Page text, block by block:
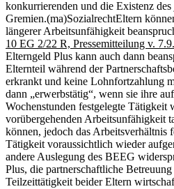
konkurrierenden und die Existenz
Gremien.(ma)SozialrechtEltern
längerer Arbeitsunfähigkeit
10 EG 2/22 R, Pressemitteilung v.
Elterngeld Plus kann auch dann
Elternteil während der
erkrankt und keine Lohnfortzahlung
dann „erwerbstätig“, wenn sie ihre
Wochenstunden festgelegte Tätigkeit
vorübergehenden Arbeitsunfähigkeit
können, jedoch das Arbeitsverhältnis
Tätigkeit voraussichtlich wieder
andere Auslegung des BEEG
Plus, die partnerschaftliche
Teilzeittätigkeit beider Eltern